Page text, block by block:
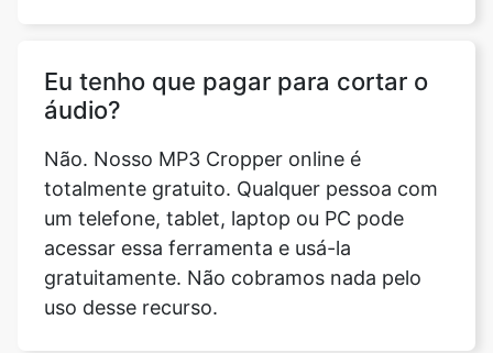
totalmente gratuito. Qualquer pessoa com
um telefone, tablet, laptop ou PC pode
acessar essa ferramenta e usá-la
gratuitamente. Não cobramos nada pelo
uso desse recurso.
Posso usar a ferramenta MP3